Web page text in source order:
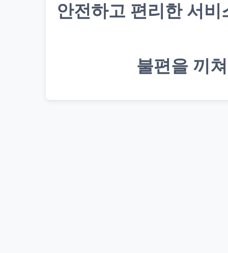
안전하고 편리한 서
불편을 끼